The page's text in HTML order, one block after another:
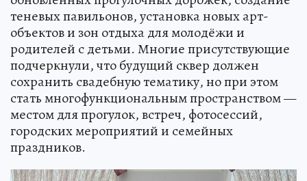
теневых павильонов, установка новых арт-
объектов и зон отдыха для молодёжи и
родителей с детьми. Многие присутствующие
подчеркнули, что будущий сквер должен
сохранить свадебную тематику, но при этом
стать многофункциональным пространством —
местом для прогулок, встреч, фотосессий,
городских мероприятий и семейных
праздников.